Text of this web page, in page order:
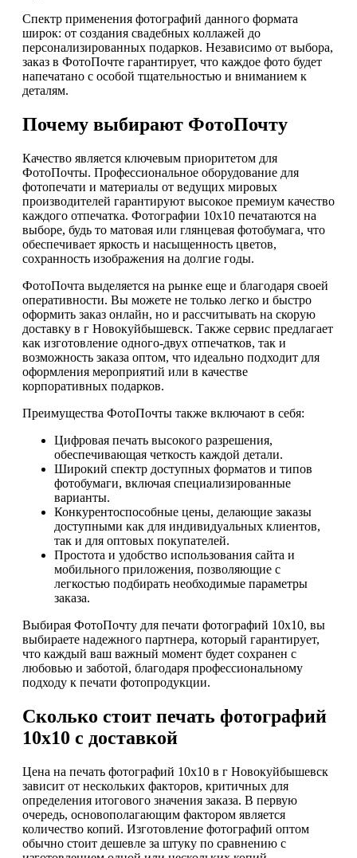
Спектр применения фотографий данного формата
широк: от создания свадебных коллажей до
персонализированных подарков. Независимо от выбора,
заказ в ФотоПочте гарантирует, что каждое фото будет
напечатано с особой тщательностью и вниманием к
деталям.
Почему выбирают ФотоПочту
Качество является ключевым приоритетом для
ФотоПочты. Профессиональное оборудование для
фотопечати и материалы от ведущих мировых
производителей гарантируют высокое премиум качество
каждого отпечатка. Фотографии 10х10 печатаются на
выборе, будь то матовая или глянцевая фотобумага, что
обеспечивает яркость и насыщенность цветов,
сохранность изображения на долгие годы.
ФотоПочта выделяется на рынке еще и благодаря своей
оперативности. Вы можете не только легко и быстро
оформить заказ онлайн, но и рассчитывать на скорую
доставку в г Новокуйбышевск. Также сервис предлагает
как изготовление одного-двух отпечатков, так и
возможность заказа оптом, что идеально подходит для
оформления мероприятий или в качестве
корпоративных подарков.
Преимущества ФотоПочты также включают в себя:
Цифровая печать высокого разрешения,
обеспечивающая четкость каждой детали.
Широкий спектр доступных форматов и типов
фотобумаги, включая специализированные
варианты.
Конкурентоспособные цены, делающие заказы
доступными как для индивидуальных клиентов,
так и для оптовых покупателей.
Простота и удобство использования сайта и
мобильного приложения, позволяющие с
легкостью подбирать необходимые параметры
заказа.
Выбирая ФотоПочту для печати фотографий 10х10, вы
выбираете надежного партнера, который гарантирует,
что каждый ваш важный момент будет сохранен с
любовью и заботой, благодаря профессиональному
подходу к печати фотопродукции.
Сколько стоит печать фотографий
10х10 с доставкой
Цена на печать фотографий 10х10 в г Новокуйбышевск
зависит от нескольких факторов, критичных для
определения итогового значения заказа. В первую
очередь, основополагающим фактором является
количество копий. Изготовление фотографий оптом
обычно стоит дешевле за штуку по сравнению с